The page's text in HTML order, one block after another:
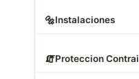
🔩Instalaciones
🧯Proteccion